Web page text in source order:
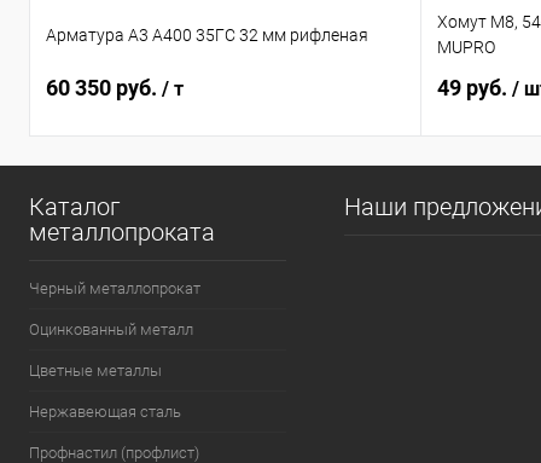
Арматура А3 А400 35ГС 32 мм рифленая
60 350 руб. / т
Хомут М8,
MUPRO
49 руб. /
Каталог
металлопроката
Черный металлопрокат
Оцинкованный металл
Цветные металлы
Нержавеющая сталь
Профнастил (профлист)
Наши